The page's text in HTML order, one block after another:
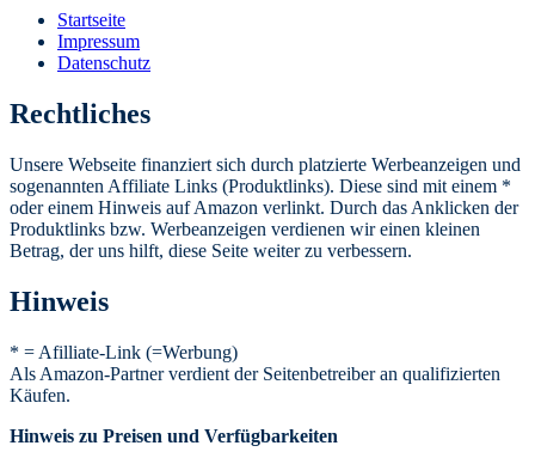
Startseite
Impressum
Datenschutz
Rechtliches
Unsere Webseite finanziert sich durch platzierte Werbeanzeigen und
sogenannten Affiliate Links (Produktlinks). Diese sind mit einem *
oder einem Hinweis auf Amazon verlinkt. Durch das Anklicken der
Produktlinks bzw. Werbeanzeigen verdienen wir einen kleinen
Betrag, der uns hilft, diese Seite weiter zu verbessern.
Hinweis
* = Afilliate-Link (=Werbung)
Als Amazon-Partner verdient der Seitenbetreiber an qualifizierten
Käufen.
Hinweis zu Preisen und Verfügbarkeiten